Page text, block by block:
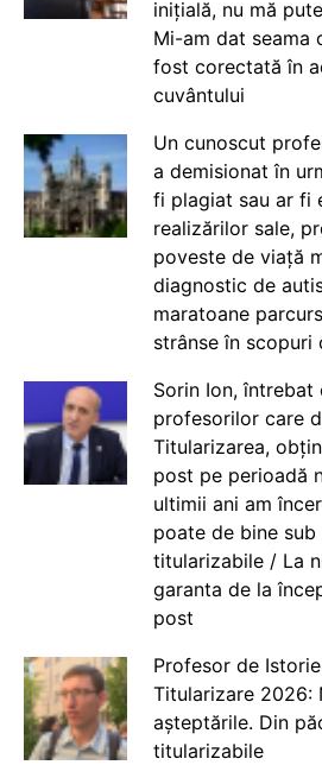
inițială, nu mă
Mi-am dat seama
fost corectată în
cuvântului
Un cunoscut
a demisionat în
fi plagiat sau ar fi
realizărilor sale,
poveste de viață
diagnostic de
maratoane
strânse în scopuri
Sorin Ion, întrebat
profesorilor care
Titularizarea,
post pe perioadă
ultimii ani am
poate de bine
titularizabile / La
garanta de la
post
Profesor de
Titularizare 2026:
așteptările. Din
titularizabile